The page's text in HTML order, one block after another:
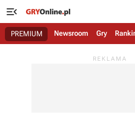

PREMIUM Newsroom Gry